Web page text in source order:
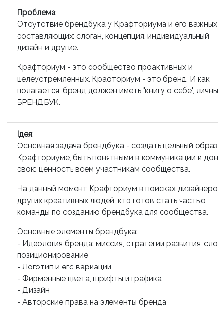
Проблема:
Отсутствие брендбука у Крафториума и его важных
составляющих: слоган, концепция, индивидуальный
дизайн и другие.
Крафториум - это сообщество проактивных и
целеустремленных. Крафториум - это бренд. И как
полагается, бренд должен иметь "книгу о себе",
БРЕНДБУК.
Ідея:
Основная задача брендбука - создать цельный
Крафториуме, быть понятными в коммуникации и
свою ценность всем участникам сообщества.
На данный момент Крафториум в поисках
других креативных людей, кто готов стать частью
команды по созданию брендбука для сообщества.
Основные элементы брендбука:
- Идеология бренда: миссия, стратегии развития,
позиционирование
- Логотип и его вариации
- Фирменные цвета, шрифты и графика
- Дизайн
- Авторские права на элементы бренда